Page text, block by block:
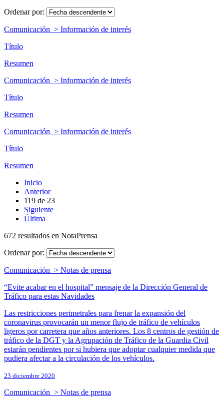
Ordenar por:
Comunicación > Información de interés
Título
Resumen
Comunicación > Información de interés
Título
Resumen
Comunicación > Información de interés
Título
Resumen
Inicio
Anterior
119 de 23
Siguiente
Última
672 resultados en NotaPrensa
Ordenar por:
Comunicación > Notas de prensa
“Evite acabar en el hospital” mensaje de la Dirección General de
Tráfico para estas Navidades
Las restricciones perimetrales para frenar la expansión del
coronavirus provocarán un menor flujo de tráfico de vehículos
ligeros por carretera que años anteriores. Los 8 centros de gestión de
tráfico de la DGT y la Agrupación de Tráfico de la Guardia Civil
estarán pendientes por si hubiera que adoptar cualquier medida que
pudiera afectar a la circulación de los vehículos.
23 diciembre 2020
Comunicación > Notas de prensa